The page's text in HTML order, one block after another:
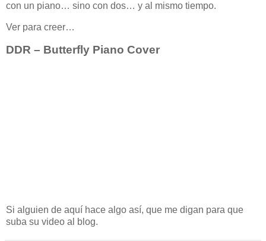
con un piano… sino con dos… y al mismo tiempo.
Ver para creer…
DDR – Butterfly Piano Cover
Si alguien de aquí hace algo así, que me digan para que
suba su video al blog.